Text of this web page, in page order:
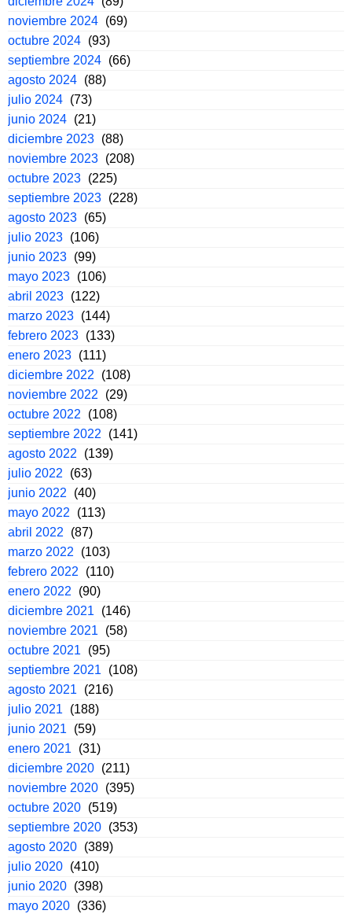
noviembre 2024 (69)
octubre 2024 (93)
septiembre 2024 (66)
agosto 2024 (88)
julio 2024 (73)
junio 2024 (21)
diciembre 2023 (88)
noviembre 2023 (208)
octubre 2023 (225)
septiembre 2023 (228)
agosto 2023 (65)
julio 2023 (106)
junio 2023 (99)
mayo 2023 (106)
abril 2023 (122)
marzo 2023 (144)
febrero 2023 (133)
enero 2023 (111)
diciembre 2022
(108)
noviembre 2022
(29)
octubre 2022
(108)
septiembre 2022
(141)
agosto 2022
(139)
julio 2022
(63)
junio 2022
(40)
mayo 2022
(113)
abril 2022
(87)
marzo 2022
(103)
febrero 2022
(110)
enero 2022
(90)
diciembre 2021
(146)
noviembre 2021
(58)
octubre 2021
(95)
septiembre 2021
(108)
agosto 2021
(216)
julio 2021
(188)
junio 2021
(59)
enero 2021
(31)
diciembre 2020 (211)
noviembre 2020 (395)
octubre 2020 (519)
septiembre 2020 (353)
agosto 2020 (389)
julio 2020 (410)
junio 2020 (398)
mayo 2020 (336)